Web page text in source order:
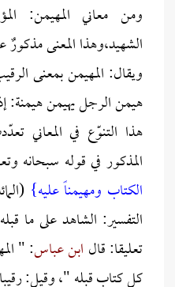
ومن معاني المهيمن:
الشهيد،وهذا المعنى
ويقال: المهيمن بمعنى
هيمن الرجل يهيمن هيمنة:
هذا التنوّع في المعاني
المذكور في قوله سبحانه
الكتاب ومهيمناً عليه}
التفسير: الشاهد على ما
تعليقا: قال ابن عباس: "
كل كتاب قبله "، وقيل: